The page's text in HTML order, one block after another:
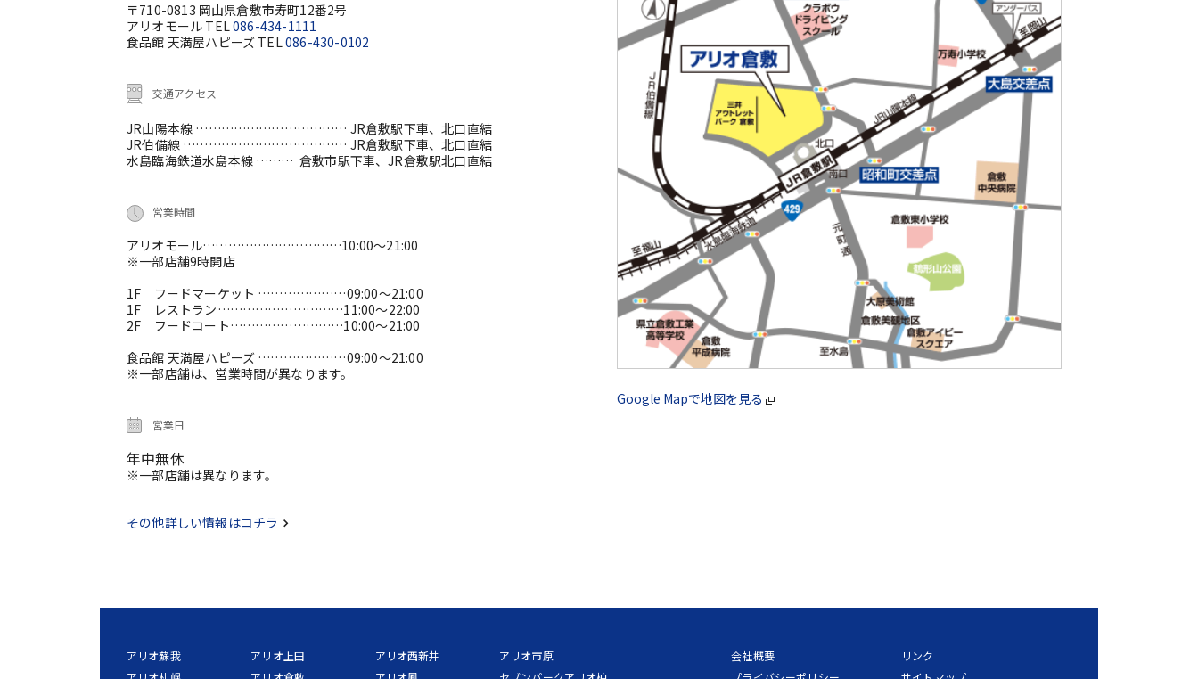
〒710-0813 岡山県倉敷市寿町12番2号
アリオモール TEL086-434-1111
食品館 天満屋ハピーズ TEL086-430-0102
交通アクセス
JR山陽本線 ……………………………… JR倉敷駅下車、北口直結
JR伯備線 ………………………………… JR倉敷駅下車、北口直結
水島臨海鉄道水島本線 ……… 倉敷市駅下車、JR倉敷駅北口直結
営業時間
アリオモール……………………………10:00～21:00
※一部店舗9時開店
1F フードマーケット …………………09:00～21:00
1F レストラン…………………………11:00～22:00
2F フードコート………………………10:00～21:00
食品館 天満屋ハピーズ …………………09:00～21:00
※一部店舗は、営業時間が異なります。
営業日
年中無休
※一部店舗は異なります。
その他詳しい情報はコチラ
Google Mapで地図を見る
アリオ蘇我
アリオ上田
アリオ西新井
アリオ市原
会社概要
リンク